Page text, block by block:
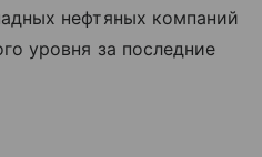
нефтяных компаний
уровня за последние